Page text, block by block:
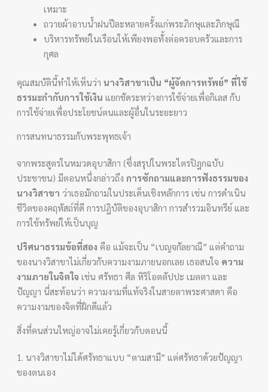
เหมาะ
ถวายผ้าอาบน้ำฝนปีละหลายครั้งแก่พระภิกษุและภิกษุณี
บริหารทรัพย์ในเรือนให้เพียงพอทั้งต่อครอบครัวและการ
กุศล
คุณสมบัตินี้ทำให้เห็นว่านางวิสาขาเป็น “ผู้จัดการทรัพย์” ที่ใช้
ธรรมะกำกับการใช้เงิน แยกชัดระหว่างการใช้จ่ายเพื่อกิเลส กับ
การใช้จ่ายเพื่อประโยชน์ตนและผู้อื่นในระยะยาว
การสนทนาธรรมกับพระพุทธเจ้า
จากพระสูตรในหมวดอุบาสิกา (ซึ่งสรุปในพระไตรปิฎกฉบับ
ประชาชน) มีตอนหนึ่งกล่าวถึงการซักถามและการฟังธรรมของ
นางวิสาขา ว่าเธอมักถามในประเด็นเชิงหลักการ เช่น การดำเนิน
ชีวิตของคฤหัสถ์ที่ดี การปฏิบัติของอุบาสิกา การสำรวมอินทรีย์ และ
การใช้ทรัพย์ให้เป็นบุญ
ปริศนาธรรมข้อที่สอง คือ แม้จะเป็น “เบญจกัลยาณี” แต่คำถาม
ของนางวิสาขาไม่เกี่ยวกับความงามภายนอกเลย เธอสนใจ ความ
งามภายในจิตใจ เช่น ศรัทธา ศีล หิริโอตตัปปะ เมตตา และ
ปัญญา นี่สะท้อนว่า ความงามที่แท้จริงในสายตาพระศาสดา คือ
ความงามของจิตที่ฝึกดีแล้ว
สิ่งที่คนส่วนใหญ่อาจไม่เคยรู้เกี่ยวกับตอนนี้
1. นางวิสาขาไม่ได้ศรัทธาแบบ “ตามสามี” แต่ศรัทธาด้วยปัญญา
ของตนเอง